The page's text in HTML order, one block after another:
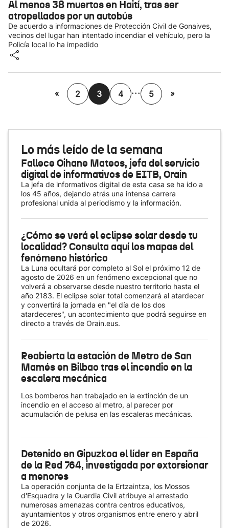
Al menos 38 muertos en Haití, tras ser
atropellados por un autobús
De acuerdo a informaciones de Protección Civil de Gonaives,
vecinos del lugar han intentado incendiar el vehículo, pero la
Policía local lo ha impedido
« 2 3 4 ... 5 »
Lo más leído de la semana
Fallece Oihane Mateos, jefa del servicio
digital de informativos de EITB, Orain
La jefa de informativos digital de esta casa se ha ido a
los 45 años, dejando atrás una intensa carrera
profesional unida al periodismo y la información.
¿Cómo se verá el eclipse solar desde tu
localidad? Consulta aquí los mapas del
fenómeno histórico
La Luna ocultará por completo al Sol el próximo 12 de
agosto de 2026 en un fenómeno excepcional que no
volverá a observarse desde nuestro territorio hasta el
año 2183. El eclipse solar total comenzará al atardecer
y convertirá la jornada en "el día de los dos
atardeceres", un acontecimiento que podrá seguirse en
directo a través de Orain.eus.
Reabierta la estación de Metro de San
Mamés en Bilbao tras el incendio en la
escalera mecánica
Los bomberos han trabajado en la extinción de un
incendio en el acceso al metro, al parecer por
acumulación de pelusa en las escaleras mecánicas.
Detenido en Gipuzkoa el líder en España
de la Red 764, investigada por extorsionar
a menores
La operación conjunta de la Ertzaintza, los Mossos
d'Esquadra y la Guardia Civil atribuye al arrestado
numerosas amenazas contra centros educativos,
ayuntamientos y otros organismos entre enero y abril
de 2026.